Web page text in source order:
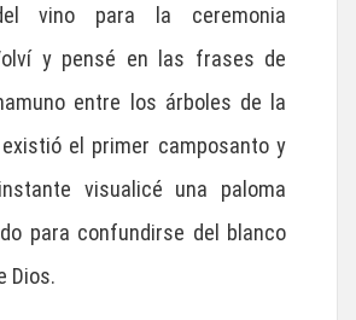
vino para la ceremonia
y pensé en las frases de
entre los árboles de la
el primer camposanto y
visualicé una paloma
para confundirse del blanco
Dios.